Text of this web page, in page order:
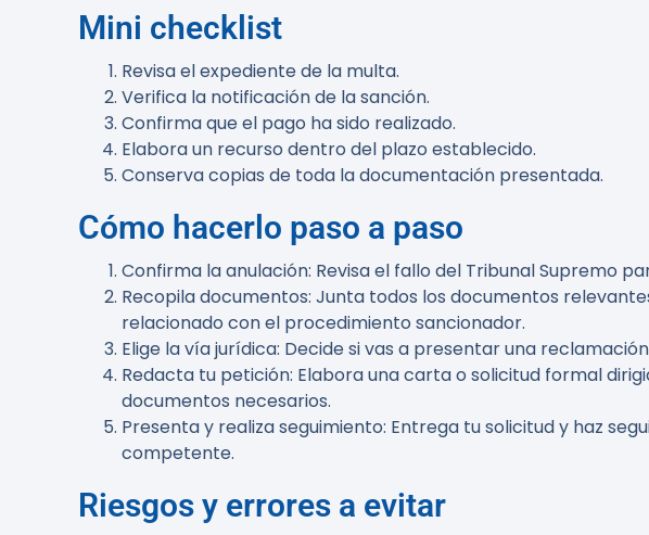
Mini checklist
Revisa el expediente de la multa.
Verifica la notificación de la sanción.
Confirma que el pago ha sido realizado.
Elabora un recurso dentro del plazo establecido.
Conserva copias de toda la documentación presentada.
Cómo hacerlo paso a paso
Confirma la anulación: Revisa el fallo del Tribunal Supremo
Recopila documentos: Junta todos los documentos
relacionado con el procedimiento sancionador.
Elige la vía jurídica: Decide si vas a presentar una
Redacta tu petición: Elabora una carta o solicitud formal
documentos necesarios.
Presenta y realiza seguimiento: Entrega tu solicitud y haz
competente.
Riesgos y errores a evitar